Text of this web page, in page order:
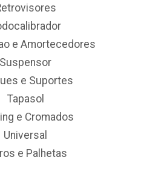
e Amortecedores
Suspensor
e Suportes
Tapasol
e Cromados
Universal
e Palhetas